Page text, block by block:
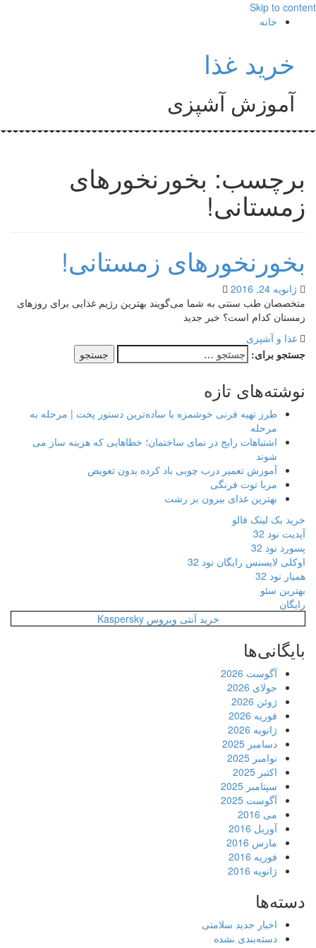
Skip to content
خانه
خرید غذا
آموزش آشپزی
برچسب: بخورنخورهای
زمستانی!
بخورنخورهای زمستانی!
ژانویه 24, 2016
متخصصان طب سنتی به شما می‌گویند بهترین رژیم غذایی برای روزهای
زمستان کدام است؟ خبر جدید
غذا و آشپزی
جستجو برای:
نوشته‌های تازه
طرز تهیه فرنی خوشمزه با ساده‌ترین دستور پخت | مرحله به
مرحله
اشتباهات رایج در نمای ساختمان؛ خطاهایی که هزینه ساز می
شوند
آموزش تعمیر درب چوبی باد کرده بدون تعویض
مربا توت فرنگی
بهترین غذای بیرون بر رشت
خرید بک لینک فالو
آپدیت نود 32
پسورد نود 32
اوکلی لایسنس رایگان نود 32
همیار نود 32
بهترین سئو
رایگان
خرید آنتی ویروس Kaspersky
بایگانی‌ها
آگوست 2026
جولای 2026
ژوئن 2026
فوریه 2026
ژانویه 2026
دسامبر 2025
نوامبر 2025
اکتبر 2025
سپتامبر 2025
آگوست 2025
می 2016
آوریل 2016
مارس 2016
فوریه 2016
ژانویه 2016
دسته‌ها
اخبار جدید سلامتی
دسته‌بندی نشده